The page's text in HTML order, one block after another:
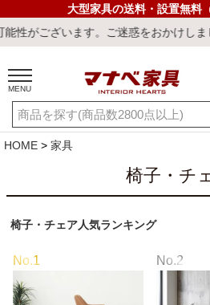
大型家具の送料・設置無料
て誠に申し訳ございません。
MENU
ご利用ガイド 新規
店舗一覧 閲覧
キーワード・商品番号で探す
HOME 家具
椅子・チ
椅子・チェア人気ランキング